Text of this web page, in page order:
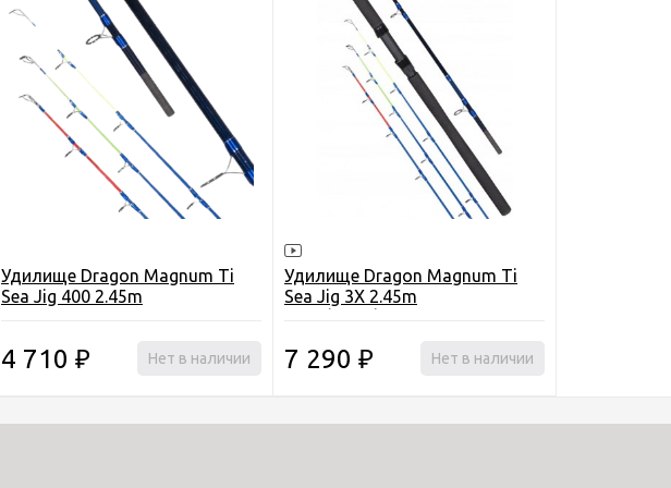
Удилище Dragon Magnum Ti
Sea Jig 400 2.45m
4 710 ₽ Нет в наличии
Удилище Dragon Magnum Ti
Sea Jig 3X 2.45m
7 290 ₽ Нет в наличии